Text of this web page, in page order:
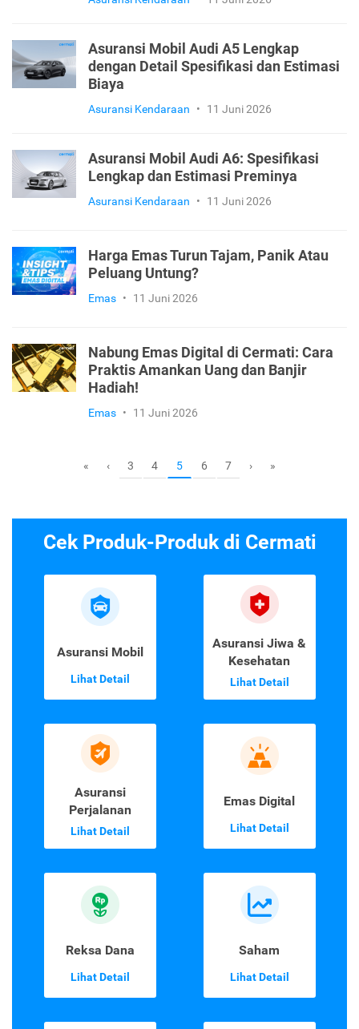
Asuransi Mobil Audi A5 Lengkap
dengan Detail Spesifikasi dan Estimasi
Biaya
Asuransi Kendaraan • 11 Juni 2026
Asuransi Mobil Audi A6: Spesifikasi
Lengkap dan Estimasi Preminya
Asuransi Kendaraan • 11 Juni 2026
Harga Emas Turun Tajam, Panik Atau
Peluang Untung?
Emas • 11 Juni 2026
Nabung Emas Digital di Cermati: Cara
Praktis Amankan Uang dan Banjir
Hadiah!
Emas • 11 Juni 2026
« ‹ 3 4 5 6 7 › »
Cek Produk-Produk di Cermati
Asuransi Mobil
Lihat Detail
Asuransi Jiwa &
Kesehatan
Lihat Detail
Asuransi
Perjalanan
Lihat Detail
Emas Digital
Lihat Detail
Reksa Dana
Lihat Detail
Saham
Lihat Detail